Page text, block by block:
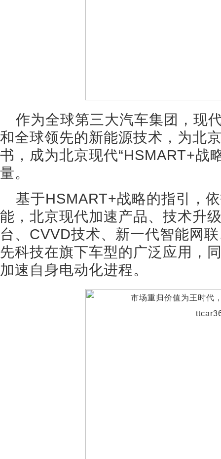
作为全球第三大汽车集团，现
和全球领先的新能源技术，为北
书，成为北京现代“HSMART+战
量。
基于HSMART+战略的指引，
能，北京现代加速产品、技术升
台、CVVD技术、新一代智能网
先科技在旗下车型的广泛应用，
加速自身电动化进程。